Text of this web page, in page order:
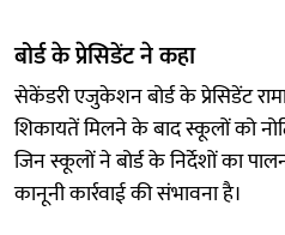
बोर्ड के प्रेसिडेंट ने कहा
सेकेंडरी एजुकेशन बोर्ड के प्रेसिडेंट
शिकायतें मिलने के बाद स्कूलों को
जिन स्कूलों ने बोर्ड के निर्देशों का
कानूनी कार्रवाई की संभावना है।